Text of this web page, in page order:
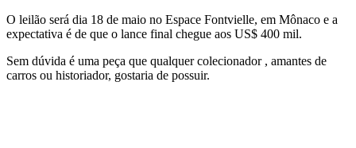
O leilão será dia 18 de maio no Espace Fontvielle, em Mônaco e a
expectativa é de que o lance final chegue aos US$ 400 mil.
Sem dúvida é uma peça que qualquer colecionador , amantes de
carros ou historiador, gostaria de possuir.